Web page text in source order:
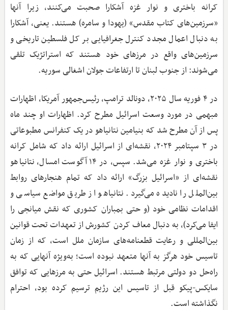
کرانه باختری و نوار غزه آشکارا صحبت می‌کنند، زیرا آنها
«سرزمین‌های کتاب مقدس» (یهودا و سامره) هستند. یعنی، آشکارا
به دنبال اعمال مجدد کنترل جغرافیایی بر کل فلسطین تاریخی و
سرزمین‌های واقع در مرزهای خود هستند که استراتژیک تلقی
می‌شوند: از جنوب لبنان تا ارتفاعات جولان اشغالی سوریه.
در ۴ فوریه سال ۲۰۲۵، دونالد ترامپ، رئیس‌جمهور آمریکا، اظهارات
مبهمی در مورد وسعت اسرائیل مطرح کرد. اظهارات او چند ماه
پس از آن مطرح شد که بنیامین نتانیاهو در یک کنفرانس مطبوعاتی
در ۳ سپتامبر ۲۰۲۴، نقشه‌ای از اسرائیل ارائه داد که شامل کرانه
باختری و نوار غزه می‌شد. سپس، در ۱۴ آگوست امسال، نتانیاهو
نقشه‌ای از «اسرائیل بزرگ» ارائه داد که تمام هنجارهای روابط
بین‌الملل را نادیده می‌گیرد. نتانیاهو از طریق مواضع سیاسی و
اقدامات نظامی خود (و حتی بمباران کشوری که نقش میانجی را
ایفا می‌کرد)، به دنبال معاف کردن کشورش از تعهدات تحت قوانین
بین‌المللی و رعایت قطعنامه‌های سازمان ملل است، که از زمان
تاسیس خود هرگز به آنها متعهد نبوده است؛ به‌ویژه آنهایی که به
راه‌حل دو دولتی مرتبط هستند. اسرائیل حتی به مرزهایی که توافق
سایکس-پیکو قبل از تاسیس این رژیم ترسیم کرده بود، احترام
نگذاشته است.